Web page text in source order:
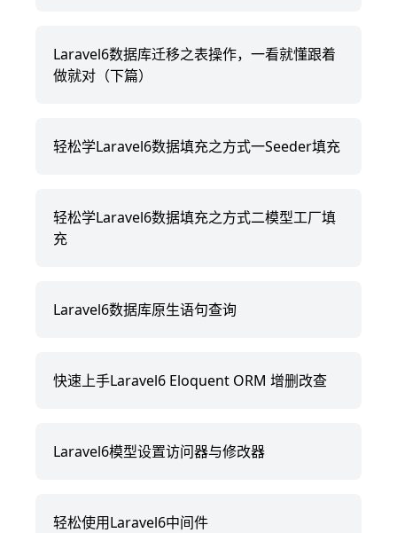
Laravel6数据库迁移之表操作，一看就懂跟着
做就对（下篇）
轻松学Laravel6数据填充之方式一Seeder填充
轻松学Laravel6数据填充之方式二模型工厂填
充
Laravel6数据库原生语句查询
快速上手Laravel6 Eloquent ORM 增删改查
Laravel6模型设置访问器与修改器
轻松使用Laravel6中间件